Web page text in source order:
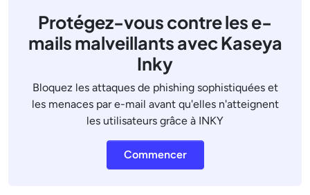
Protégez-vous contre les e-
mails malveillants avec Kaseya
Inky
Bloquez les attaques de phishing sophistiquées et
les menaces par e-mail avant qu'elles n'atteignent
les utilisateurs grâce à INKY
Commencer